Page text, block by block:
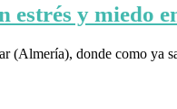
estrés y miedo
(Almería), donde como ya